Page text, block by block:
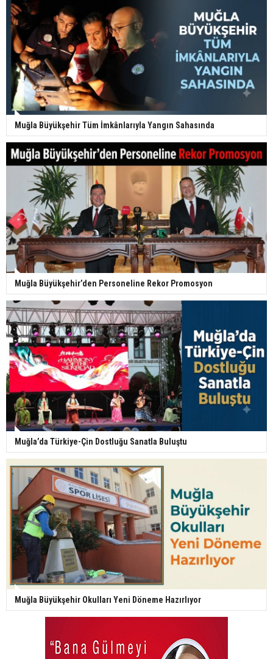
Muğla Büyükşehir Tüm İmkânlarıyla Yangın Sahasında
Muğla Büyükşehir’den Personeline Rekor Promosyon
Muğla’da Türkiye-Çin Dostluğu Sanatla Buluştu
Muğla Büyükşehir Okulları Yeni Döneme Hazırlıyor